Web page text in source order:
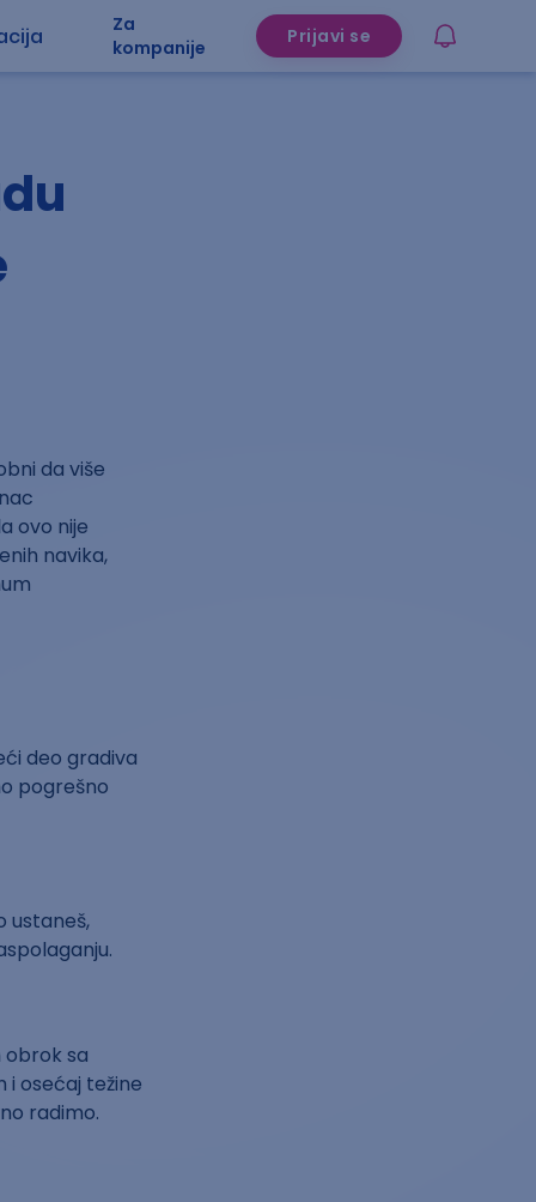
Za
kompanije
Prijavi se
da više
ovo nije
navika,
deo gradiva
pogrešno
ustaneš,
obrok sa
i osećaj težine
radimo.